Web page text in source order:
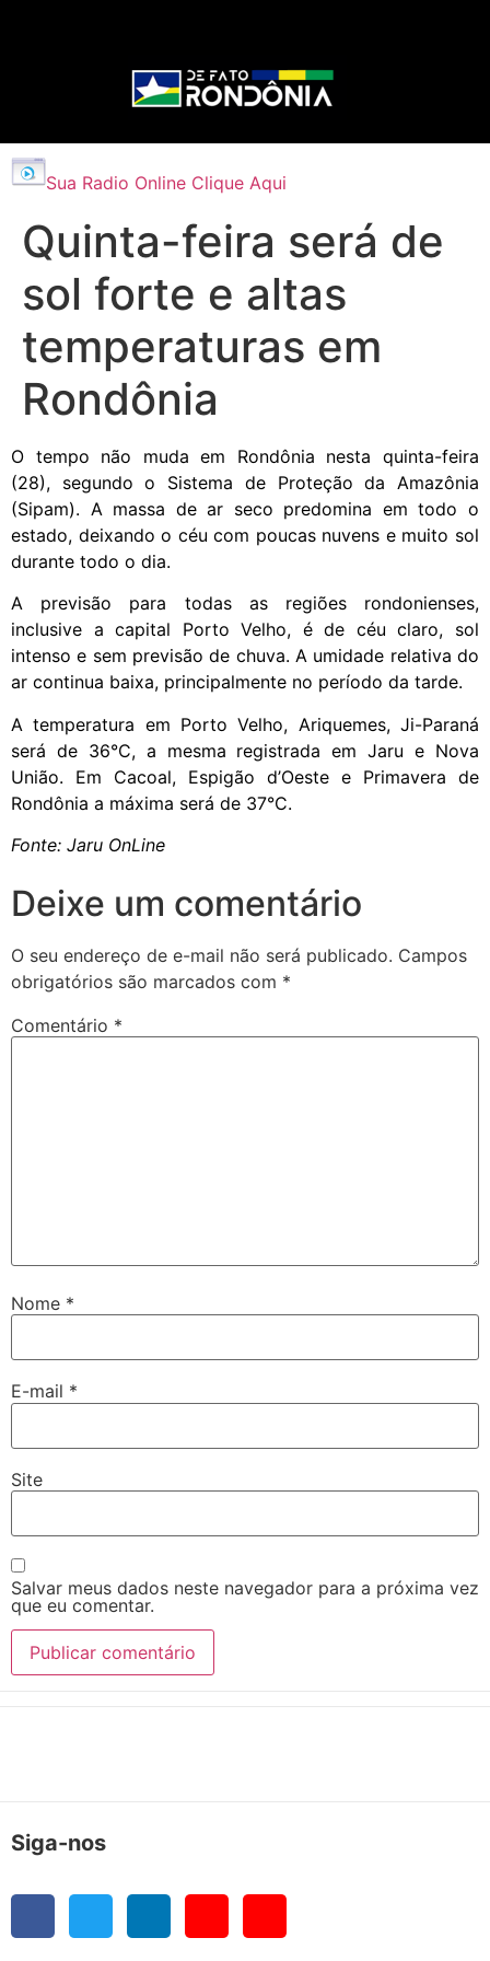
Sua Radio Online Clique Aqui
Quinta-feira será de
sol forte e altas
temperaturas em
Rondônia
O tempo não muda em Rondônia nesta quinta-feira
(28), segundo o Sistema de Proteção da Amazônia
(Sipam). A massa de ar seco predomina em todo o
estado, deixando o céu com poucas nuvens e muito sol
durante todo o dia.
A previsão para todas as regiões rondonienses,
inclusive a capital Porto Velho, é de céu claro, sol
intenso e sem previsão de chuva. A umidade relativa do
ar continua baixa, principalmente no período da tarde.
A temperatura em Porto Velho, Ariquemes, Ji-Paraná
será de 36°C, a mesma registrada em Jaru e Nova
União. Em Cacoal, Espigão d’Oeste e Primavera de
Rondônia a máxima será de 37°C.
Fonte: Jaru OnLine
Deixe um comentário
O seu endereço de e-mail não será publicado. Campos
obrigatórios são marcados com *
Comentário *
Nome *
E-mail *
Site
Salvar meus dados neste navegador para a próxima vez
que eu comentar.
Siga-nos